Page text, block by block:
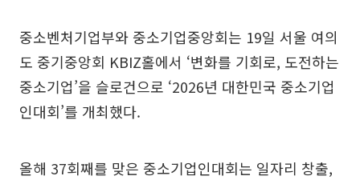
중소벤처기업부와 중소기업중앙회는 19일 서울 여의
도 중기중앙회 KBIZ홀에서 ‘변화를 기회로, 도전하는
중소기업’을 슬로건으로 ‘2026년 대한민국 중소기업
인대회’를 개최했다.
올해 37회째를 맞은 중소기업인대회는 일자리 창출,